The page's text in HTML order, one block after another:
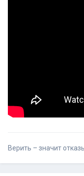
Верить – значит